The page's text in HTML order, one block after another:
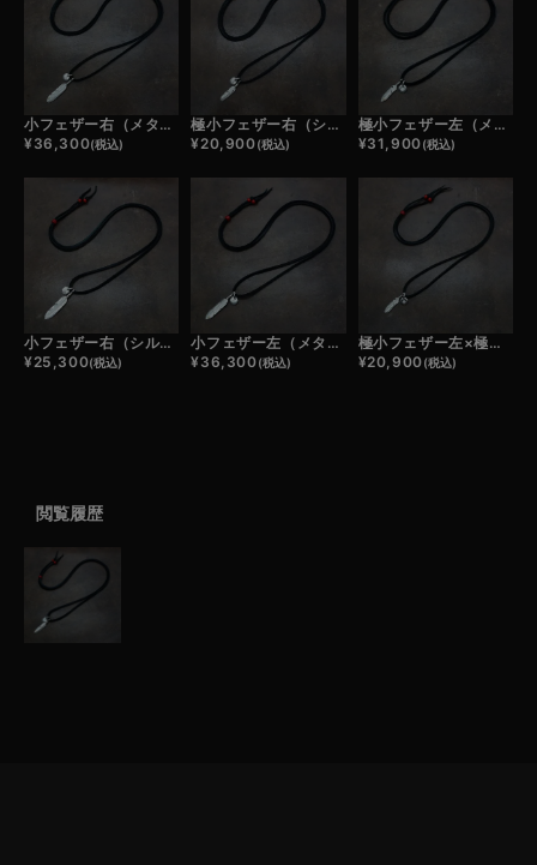
小フェザー右（メタル）×極小メタルチャーム×鹿革紐×アンティークビーズ/ネックレスカスタム
¥36,300(税込)
極小フェザー右（シルバー）×極小メタルチャーム×鹿革紐×アンティークビーズ/ネックレスカスタム
¥20,900(税込)
極小フェザー左（メタル）×極小メタルチャーム×鹿革紐×アンティークビーズ/ネックレスカスタム
¥31,900(税込)
小フェザー右（シルバー）×極小メタルチャーム×鹿革紐×アンティークビーズ/ネックレスカスタム
¥25,300(税込)
小フェザー左（メタル）×極小メタルチャーム×鹿革紐×アンティークビーズ/ネックレスカスタム
¥36,300(税込)
極小フェザー左×極小メタルチャーム×鹿革紐×アンティークビーズ/ネックレスカスタム
¥20,900(税込)
閲覧履歴